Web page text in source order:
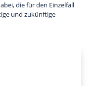
die für den Einzelfall
und zukünftige